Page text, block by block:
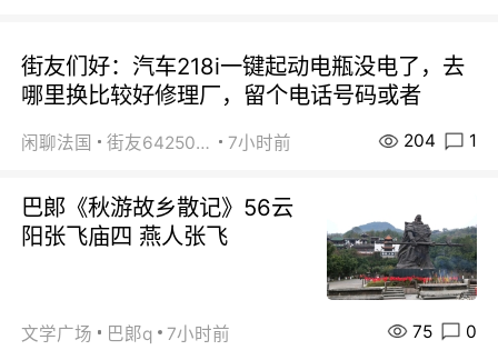
街友们好：汽车218i一键起动电瓶没电了，去
哪里换比较好修理厂，留个电话号码或者
闲聊法国 街友64250024 7小时前 204 1
巴郞《秋游故乡散记》56云
阳张飞庙四 燕人张飞
文学广场 巴郞q 7小时前 75 0